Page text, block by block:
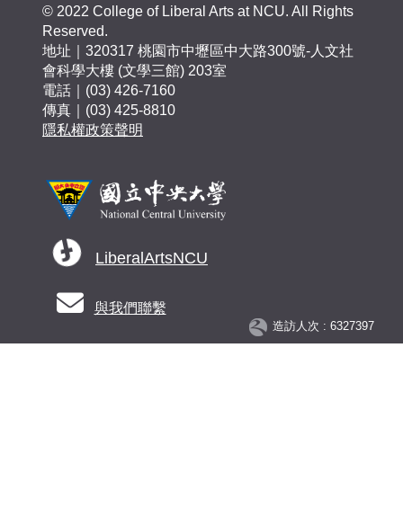
© 2022 College of Liberal Arts at NCU. All Rights
Reserved.
地址｜320317 桃園市中壢區中大路300號-人文社
會科學大樓 (文學三館) 203室
電話｜(03) 426-7160
傳真｜(03) 425-8810
隱私權政策聲明
LiberalArtsNCU
與我們聯繫
造訪人次 : 6327397